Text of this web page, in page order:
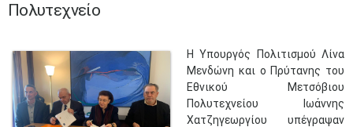
Πολυτεχνείο
Η Υπουργός Πολιτισμού Λίνα
Μενδώνη και ο Πρύτανης του
Εθνικού Μετσόβιου
Πολυτεχνείου Ιωάννης
Χατζηγεωργίου υπέγραψαν